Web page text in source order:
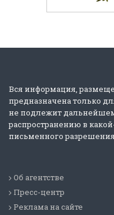
Вся информация,
предназначена только
не подлежит
распространению в
письменного разрешения
Об агентстве
Пресс-центр
Реклама на сайте